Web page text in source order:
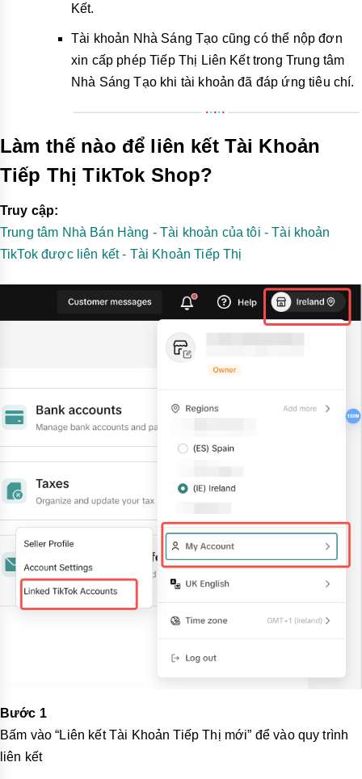
Kết.
Tài khoản Nhà Sáng Tạo cũng có thể nộp đơn
xin cấp phép Tiếp Thị Liên Kết trong Trung tâm
Nhà Sáng Tạo khi tài khoản đã đáp ứng tiêu chí.
Làm thế nào để liên kết Tài Khoản
Tiếp Thị TikTok Shop?
Truy cập:
Trung tâm Nhà Bán Hàng - Tài khoản của tôi - Tài khoản
TikTok được liên kết - Tài Khoản Tiếp Thị
Bước 1
Bấm vào “Liên kết Tài Khoản Tiếp Thị mới” để vào quy trình
liên kết